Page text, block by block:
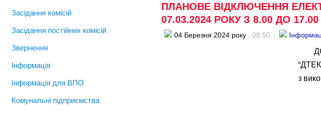
ПЛАНОВЕ ВІДКЛЮЧЕННЯ
07.03.2024 РОКУ З 8.00 ДО 17.00
04 Березня 2024 року , 08:50 |
з
Засідання комісій
Засідання постійних комісій
Звернення
Інформація
Інформація для ВПО
Комунальні підприємства